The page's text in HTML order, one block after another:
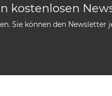
kostenlosen
Sie können den Newsletter